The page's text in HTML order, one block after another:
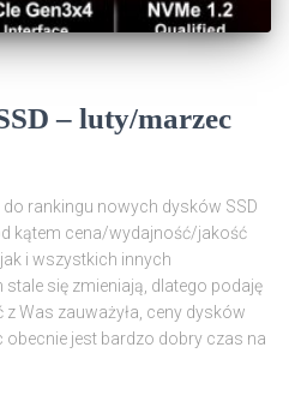
– luty/marzec
rankingu nowych dysków SSD
kątem cena/wydajność/jakość
i wszystkich innych
się zmieniają, dlatego podaję
Was zauważyła, ceny dysków
obecnie jest bardzo dobry czas na